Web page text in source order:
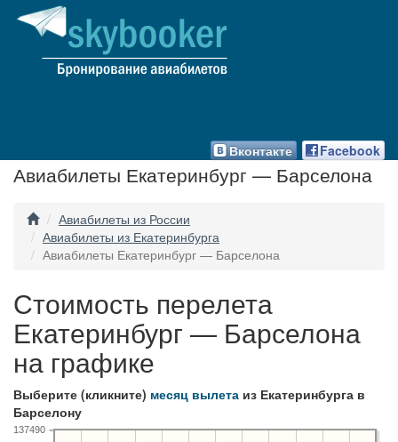
Facebook
Вконтакте
Авиабилеты Екатеринбург — Барселона
Авиабилеты из России
Авиабилеты из Екатеринбурга
Авиабилеты Екатеринбург — Барселона
Стоимость перелета
Екатеринбург — Барселона
на графике
Выберите (кликните) месяц вылета из Екатеринбурга в
Барселону
137490